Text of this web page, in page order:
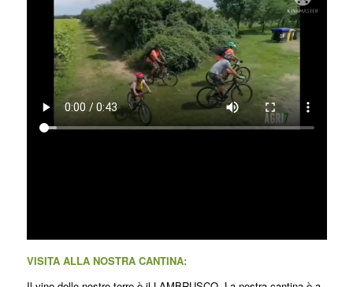
VISITA ALLA NOSTRA CANTINA: